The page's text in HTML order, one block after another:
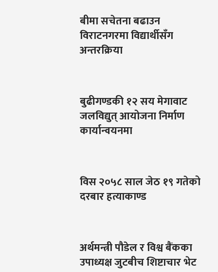
बीमा सचेतना बढाउन
विराटनगरमा विद्यार्थीसँग
अन्तरक्रिया
बुढीगण्डकी १२ सय मेगावाट
जलविद्युत् आयोजना निर्माण
कार्यान्वयनमा
विस २०५८ साल जेठ १९ गतेको
दरबार हत्याकाण्ड
अर्थमन्त्री पौडेल र विश्व बैंकका
उपाध्यक्ष जुटबीच शिष्टाचार भेट